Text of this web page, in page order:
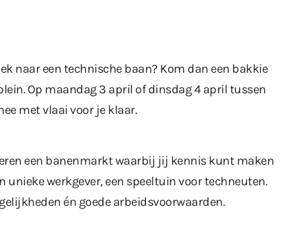
naar een technische baan? Kom dan een bakkie
Op maandag 3 april of dinsdag 4 april tussen
met vlaai voor je klaar.
een banenmarkt waarbij jij kennis kunt maken
unieke werkgever, een speeltuin voor techneuten.
én goede arbeidsvoorwaarden.